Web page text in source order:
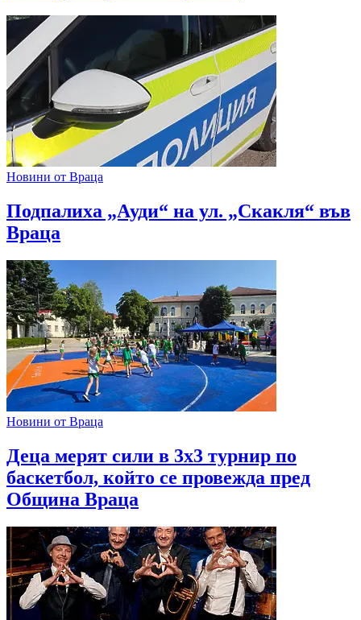
Новини от Враца
Подпалиха „Ауди“ на ул. „Скакля“ във
Враца
Новини от Враца
Деца мерят сили в 3х3 турнир по
баскетбол, който се провежда пред
Община Враца